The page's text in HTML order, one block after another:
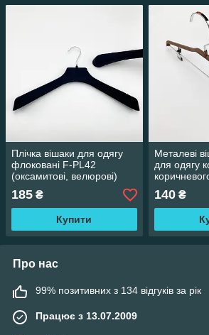
Плічка вішаки для одягу
флоковані F-PL42
(оксамитові, велюрові)
широкі чорного кольору,
довжина 420 мм
185 ₴
Купити
Металеві
для одягу
довжина
140₴
Про нас
99% позитивних з 134 відгуків за рік
Працює з 13.07.2009